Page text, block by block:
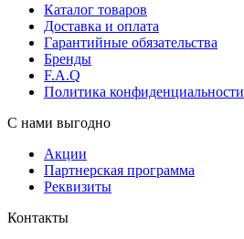
Каталог товаров
Доставка и оплата
Гарантийные обязательства
Бренды
F.A.Q
Политика конфиденциальности
С нами выгодно
Акции
Партнерская программа
Реквизиты
Контакты